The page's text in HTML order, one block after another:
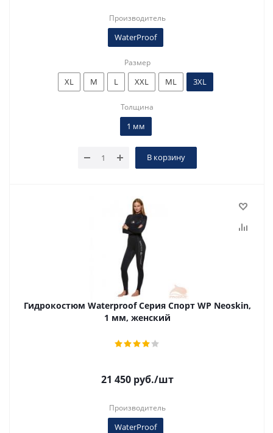
Производитель
WaterProof
Размер
XL M L XXL ML 3XL
Толщина
1 мм
В корзину
Гидрокостюм Waterproof Серия Спорт WP Neoskin,
1 мм, женский
21 450руб./шт
Производитель
WaterProof